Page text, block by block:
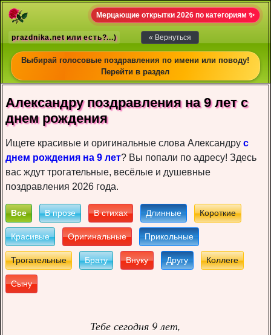
Мерцающие открытки 2026 по категориям ✨
prazdnika.net или есть?...) « Вернуться
Выбирай голосовые поздравления по имени или поводу!
Перейти в раздел
Александру пoздрaвлeния на 9 лет c
днeм рoждeния
Ищете красивые и оригинальные слова Александру с
днем рождения на 9 лет? Вы попали по адресу! Здесь
вас ждут трогательные, весёлые и душевные
поздравления 2026 года.
Все В прозе В стихах Длинные Короткие
Красивые Оригинальные Прикольные
Трогательные Брату Внуку Другу Коллеге
Сыну
Тебе сегодня 9 лет,